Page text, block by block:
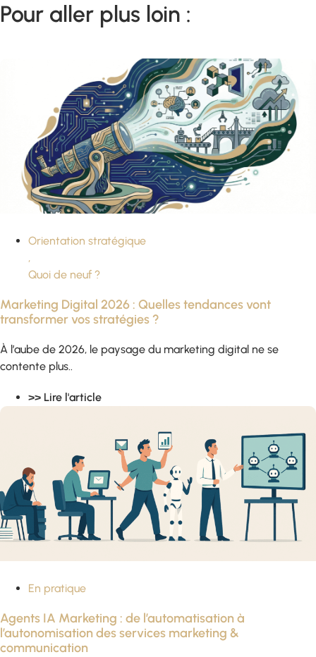
Pour aller plus loin :
Orientation stratégique
,
Quoi de neuf ?
Marketing Digital 2026 : Quelles tendances vont
transformer vos stratégies ?
À l’aube de 2026, le paysage du marketing digital ne se
contente plus..
>> Lire l'article
En pratique
Agents IA Marketing : de l’automatisation à
l’autonomisation des services marketing &
communication